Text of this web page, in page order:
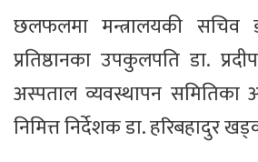
छलफलमा मन्त्रालयकी सचिव
प्रतिष्ठानका उपकुलपति डा. प्रदीप
अस्पताल व्यवस्थापन समितिका
निमित्त निर्देशक डा. हरिबहादुर